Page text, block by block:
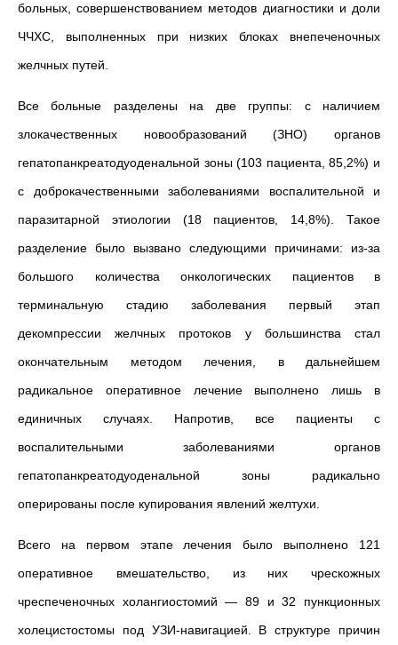
больных, совершенствованием методов диагностики и доли
ЧЧХС, выполненных при низких блоках внепеченочных
желчных путей.
Все больные разделены на две группы: с наличием
злокачественных новообразований (ЗНО) органов
гепатопанкреатодуоденальной зоны (103 пациента, 85,2%) и
с доброкачественными заболеваниями воспалительной и
паразитарной этиологии (18 пациентов, 14,8%). Такое
разделение было вызвано следующими причинами: из-за
большого количества онкологических пациентов в
терминальную стадию заболевания первый этап
декомпрессии желчных протоков у большинства стал
окончательным методом лечения, в дальнейшем
радикальное оперативное лечение выполнено лишь в
единичных случаях. Напротив, все пациенты с
воспалительными заболеваниями органов
гепатопанкреатодуоденальной зоны радикально
оперированы после купирования явлений желтухи.
Всего на первом этапе лечения было выполнено 121
оперативное вмешательство, из них чрескожных
чреспеченочных холангиостомий — 89 и 32 пункционных
холецистостомы под УЗИ-навигацией. В структуре причин